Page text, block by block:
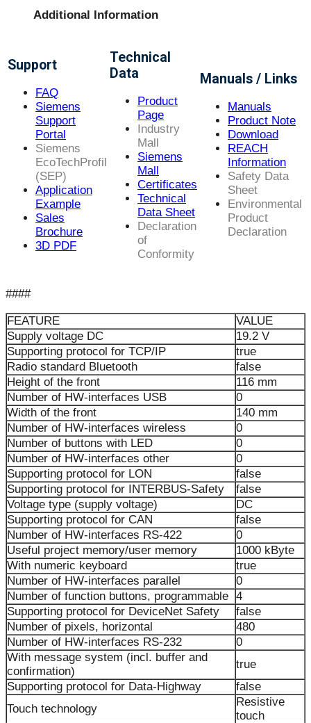
Additional Information
Support
FAQ
Siemens
Support
Portal
Siemens
EcoTechProfil
(SEP)
Application
Example
Sales
Brochure
3D PDF
Technical
Data
Product
Page
Industry
Mall
Siemens
Mall
Certificates
Technical
Data Sheet
Declaration
of
Conformity
Manuals / Links
Manuals
Product Note
Download
REACH
Information
Safety Data
Sheet
Environmental
Product
Declaration
####
FEATURE
VALUE
Supply voltage DC
19.2 V
Supporting protocol for TCP/IP
true
Radio standard Bluetooth
false
Height of the front
116 mm
Number of HW-interfaces USB
0
Width of the front
140 mm
Number of HW-interfaces wireless
0
Number of buttons with LED
0
Number of HW-interfaces other
0
Supporting protocol for LON
false
Supporting protocol for INTERBUS-Safety
false
Voltage type (supply voltage)
DC
Supporting protocol for CAN
false
Number of HW-interfaces RS-422
0
Useful project memory/user memory
1000 kByte
With numeric keyboard
true
Number of HW-interfaces parallel
0
Number of function buttons, programmable 4
Supporting protocol for DeviceNet Safety
false
Number of pixels, horizontal
480
Number of HW-interfaces RS-232
0
With message system (incl. buffer and
confirmation)
true
Supporting protocol for Data-Highway
false
Touch technology
Resistive
touch